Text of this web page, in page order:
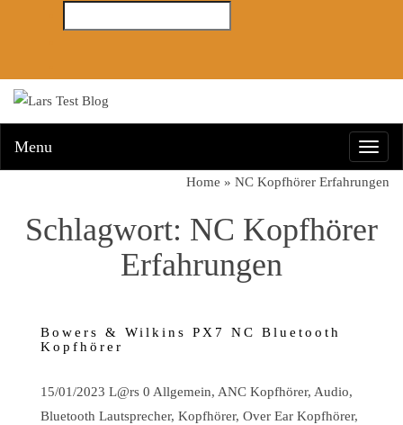
Menu
Home » NC Kopfhörer Erfahrungen
Schlagwort: NC Kopfhörer
Erfahrungen
Bowers & Wilkins PX7 NC Bluetooth
Kopfhörer
15/01/2023 L@rs 0 Allgemein, ANC Kopfhörer, Audio,
Bluetooth Lautsprecher, Kopfhörer, Over Ear Kopfhörer,